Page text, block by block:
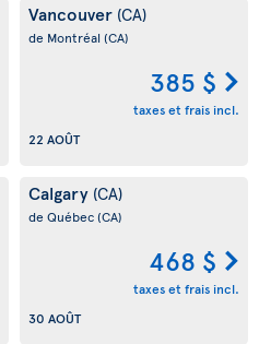
Vancouver (CA)
de Montréal (CA)
385 $
taxes et frais incl.
22 AOÛT
Calgary (CA)
de Québec(CA)
468 $
taxes et frais incl.
30 AOÛT